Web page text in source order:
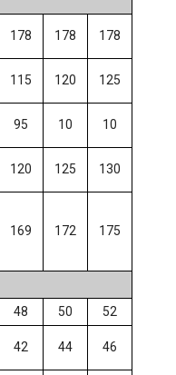
178 178 178
115 120 125
95 10 10
120 125 130
169 172 175
48 50
52
42 44 46